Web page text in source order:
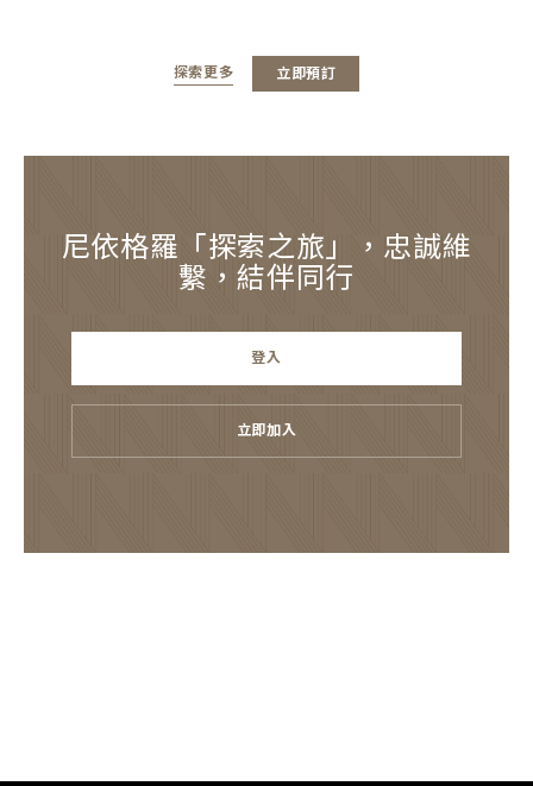
探索更多 立即預訂
尼依格羅「探索之旅」，忠誠維
繫，結伴同行
登入
立即加入